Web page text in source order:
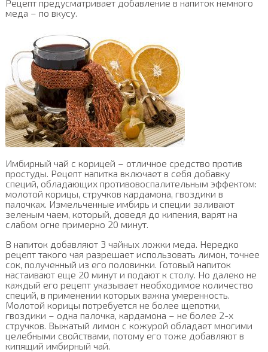
Рецепт предусматривает добавление в напиток немного
меда – по вкусу.
Имбирный чай с корицей – отличное средство против
простуды. Рецепт напитка включает в себя добавку
специй, обладающих противовоспалительным эффектом:
молотой корицы, стручков кардамона, гвоздики в
палочках. Измельченные имбирь и специи заливают
зеленым чаем, который, доведя до кипения, варят на
слабом огне примерно 20 минут.
В напиток добавляют 3 чайных ложки меда. Нередко
рецепт такого чая разрешает использовать лимон, точнее
сок, полученный из его половинки. Готовый напиток
настаивают еще 20 минут и подают к столу. Но далеко не
каждый его рецепт указывает необходимое количество
специй, в применении которых важна умеренность.
Молотой корицы потребуется не более щепотки,
гвоздики – одна палочка, кардамона – не более 2-х
стручков. Выжатый лимон с кожурой обладает многими
целебными свойствами, потому его тоже добавляют в
кипящий имбирный чай.